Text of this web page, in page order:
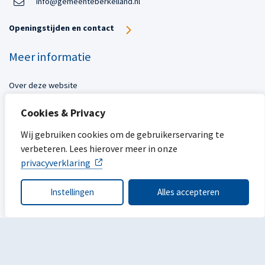
Cookies & Privacy
Wij gebruiken cookies om de gebruikerservaring te
verbeteren. Lees hierover meer in onze
privacyverklaring
Instellingen Alles accepteren
Openingstijden en contact
Meer informatie
Over deze website
Privacy
Sitemap
Mijn gemeente